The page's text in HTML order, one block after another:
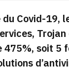
Covid-
soit 5